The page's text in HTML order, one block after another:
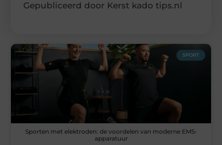
Gepubliceerd door Kerst kado tips.nl
SPORT
Sporten met elektroden: de voordelen van moderne EMS-
apparatuur